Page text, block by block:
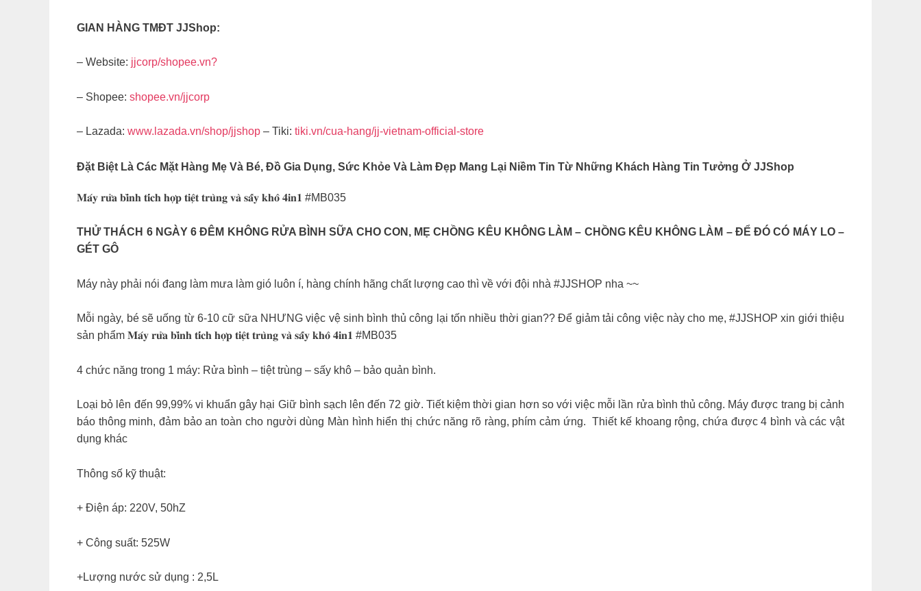
GIAN HÀNG TMĐT JJShop:
– Website: jjcorp/shopee.vn?
– Shopee: shopee.vn/jjcorp
– Lazada: www.lazada.vn/shop/jjshop – Tiki: tiki.vn/cua-hang/jj-vietnam-official-store
Đặt Biệt Là Các Mặt Hàng Mẹ Và Bé, Đồ Gia Dụng, Sức Khỏe Và Làm Đẹp Mang Lại Niềm Tin Từ Những Khách Hàng Tin Tưởng Ở JJShop
𝐌𝐚́𝐲 𝐫𝐮̛̉𝐚 𝐛𝐢̀𝐧𝐡 𝐭𝐢́𝐜𝐡 𝐡𝐨̛̣𝐩 𝐭𝐢𝐞̣̂𝐭 𝐭𝐫𝐮̀𝐧𝐠 𝐯𝐚̀ 𝐬𝐚̂́𝐲 𝐤𝐡𝐨̂ 𝟒𝐢𝐧𝟏 #MB035
THỬ THÁCH 6 NGÀY 6 ĐÊM KHÔNG RỬA BÌNH SỮA CHO CON, MẸ CHỒNG KÊU KHÔNG LÀM – CHỒNG KÊU KHÔNG LÀM – ĐỂ ĐÓ CÓ MÁY LO –
GÉT GÔ
Máy này phải nói đang làm mưa làm gió luôn í, hàng chính hãng chất lượng cao thì về với đội nhà #JJSHOP nha ~~
Mỗi ngày, bé sẽ uống từ 6-10 cữ sữa NHƯNG việc vệ sinh bình thủ công lại tốn nhiều thời gian?? Để giảm tải công việc này cho mẹ, #JJSHOP xin giới thiệu
sản phẩm 𝐌𝐚́𝐲 𝐫𝐮̛̉𝐚 𝐛𝐢̀𝐧𝐡 𝐭𝐢́𝐜𝐡 𝐡𝐨̛̣𝐩 𝐭𝐢𝐞̣̂𝐭 𝐭𝐫𝐮̀𝐧𝐠 𝐯𝐚̀ 𝐬𝐚̂́𝐲 𝐤𝐡𝐨̂ 𝟒𝐢𝐧𝟏 #MB035
4 chức năng trong 1 máy: Rửa bình – tiệt trùng – sấy khô – bảo quản bình.
Loại bỏ lên đến 99,99% vi khuẩn gây hại Giữ bình sạch lên đến 72 giờ. Tiết kiệm thời gian hơn so với việc mỗi lần rửa bình thủ công. Máy được trang bị cảnh
báo thông minh, đảm bảo an toàn cho người dùng Màn hình hiển thị chức năng rõ ràng, phím cảm ứng. Thiết kế khoang rộng, chứa được 4 bình và các vật
dụng khác
Thông số kỹ thuật:
+ Điện áp: 220V, 50hZ
+ Công suất: 525W
+Lượng nước sử dụng : 2,5L